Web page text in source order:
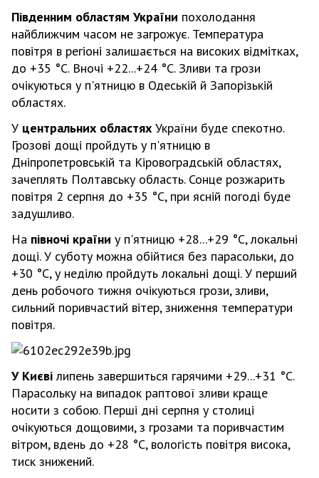
Південним областям України похолодання
найближчим часом не загрожує. Температура
повітря в регіоні залишається на високих відмітках,
до +35 °С. Вночі +22...+24 °С. Зливи та грози
очікуються у п'ятницю в Одеській й Запорізькій
областях.
У центральних областях України буде спекотно.
Грозові дощі пройдуть у п'ятницю в
Дніпропетровській та Кіровоградській областях,
зачеплять Полтавську область. Сонце розжарить
повітря 2 серпня до +35 °С, при ясній погоді буде
задушливо.
На півночі країни у п'ятницю +28...+29 °С, локальні
дощі. У суботу можна обійтися без парасольки, до
+30 °С, у неділю пройдуть локальні дощі. У перший
день робочого тижня очікуються грози, зливи,
сильний поривчастий вітер, зниження температури
повітря.
У Києвілипень завершиться гарячими +29...+31 °С.
Парасольку на випадок раптової зливи краще
носити з собою. Перші дні серпня у столиці
очікуються дощовими, з грозами та поривчастим
вітром, вдень до +28 °С, вологість повітря висока,
тиск знижений.